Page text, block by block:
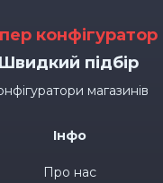
конфігуратор
Швидкий підбір
магазинів
Інфо
Про нас